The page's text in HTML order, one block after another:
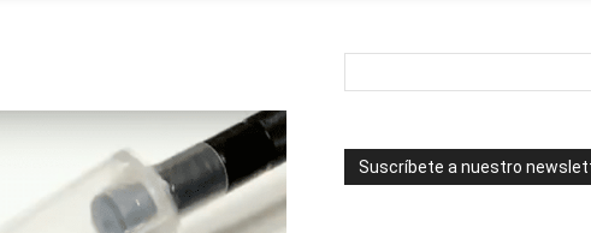
Suscríbete a nuestro